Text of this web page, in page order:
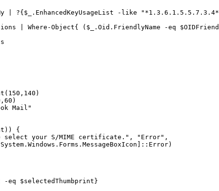
| ?{$_.EnhancedKeyUsageList -like
| Where-Object{ ($_.Oid.FriendlyName -eq
Mail"
{
your S/MIME certificate.", "Error",
-eq $selectedThumbprint}